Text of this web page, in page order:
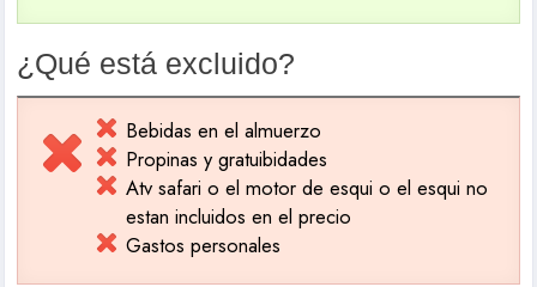
¿Qué está excluido?
Bebidas en el almuerzo
Propinas y gratuibidades
Atv safari o el motor de esqui o el esqui no
estan incluidos en el precio
Gastos personales